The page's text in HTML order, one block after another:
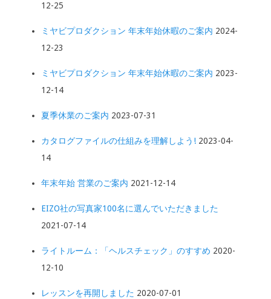
12-25
ミヤビプロダクション 年末年始休暇のご案内 2024-
12-23
ミヤビプロダクション 年末年始休暇のご案内 2023-
12-14
夏季休業のご案内 2023-07-31
カタログファイルの仕組みを理解しよう! 2023-04-
14
年末年始 営業のご案内 2021-12-14
EIZO社の写真家100名に選んでいただきました
2021-07-14
ライトルーム：「ヘルスチェック」のすすめ 2020-
12-10
レッスンを再開しました 2020-07-01